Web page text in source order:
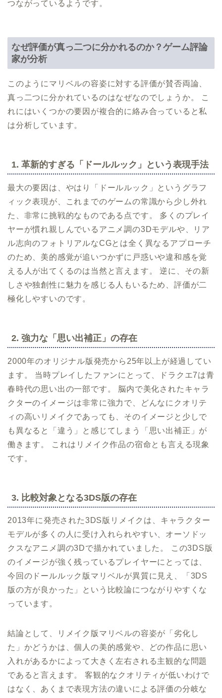
つながっているようです。
なぜ評価が真っ二つに分かれるのか？ゲーム評論
家が分析
このようにマリベルの容姿に対する評価が賛否両論、
真っ二つに分かれているのはなぜなのでしょうか。 こ
れにはいくつかの要因が複合的に絡み合っていると私
は分析しています。
1. 革新的すぎる「ドールルック」という表現手法
最大の要因は、やはり「ドールルック」というグラフ
ィック表現が、これまでのゲームの常識から少し外れ
た、非常に挑戦的なものである点です。 多くのプレイ
ヤーが慣れ親しんでいるアニメ調の3Dモデルや、リア
ル志向のフォトリアルなCGとは全く異なるアプローチ
のため、美的感覚が追いつかずに戸惑いや違和感を覚
える人が出てくるのは当然と言えます。 逆に、その新
しさや独創性に魅力を感じる人もいるため、評価が二
極化しやすいのです。
2. 強力な「思い出補正」の存在
2000年のオリジナル版発売から25年以上が経過してい
ます。 当時プレイしたファンにとって、ドラクエ7は青
春時代の思い出の一部です。 脳内で美化されたキャラ
クターのイメージは非常に強力で、どんなにクオリテ
ィの高いリメイクであっても、そのイメージと少しで
も異なると「違う」と感じてしまう「思い出補正」が
働きます。 これはリメイク作品の宿命とも言える現象
です。
3. 比較対象となる3DS版の存在
2013年に発売された3DS版リメイクは、キャラクター
モデルが多くの人に受け入れられやすい、オーソドッ
クスなアニメ調の3Dで描かれていました。 この3DS版
のイメージが強く残っているプレイヤーにとっては、
今回のドールルック版マリベルが異質に見え、「3DS
版の方が良かった」という比較論につながりやすくな
っています。
結論として、リメイク版マリベルの容姿が「劣化し
た」かどうかは、個人の美的感覚や、どの作品に思い
入れがあるかによって大きく左右される主観的な問題
であると言えます。 客観的なクオリティが低いわけで
はなく、あくまで表現方法の違いによる評価の分岐な